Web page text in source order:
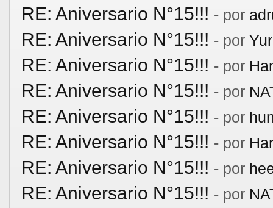
RE: Aniversario N°15!!! - por
RE: Aniversario N°15!!! - por
RE: Aniversario N°15!!! - por
RE: Aniversario N°15!!! - por
RE: Aniversario N°15!!! - por
RE: Aniversario N°15!!! - por
RE: Aniversario N°15!!! - por
RE: Aniversario N°15!!! - por